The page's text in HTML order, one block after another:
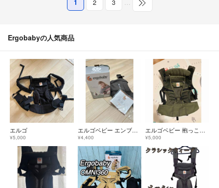
1 2 3 …
Ergobabyの人気商品
エルゴ
¥5,000
エルゴベビー エンブレース
¥4,400
エルゴベビー 抱っこ紐 カーキ メッシュ クールエアー アダプト
¥5,000